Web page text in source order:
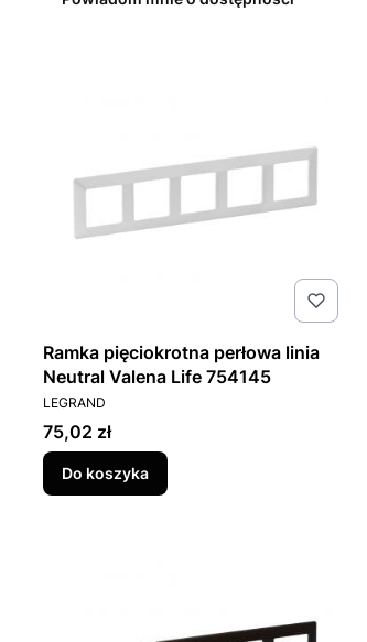
Ramka pięciokrotna perłowa linia
Neutral Valena Life 754145
PRODUCENT
LEGRAND
Cena
75,02 zł
Do koszyka